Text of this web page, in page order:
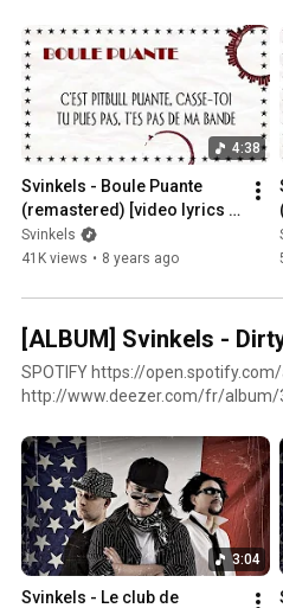
4:38
Svinkels - Boule Puante
(remastered) [video lyrics
officielle]
Svinkels
41K views • 8 years ago
[ALBUM] Svinkels -
SPOTIFY https://
http://www.deezer.com/fr/album/
3:04
Svinkels - Le club de